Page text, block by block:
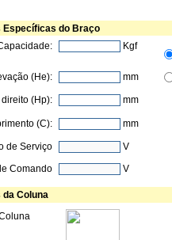
do Braço
Kgf
(He):
mm
(Hp): mm
(C):
mm
de Serviço
V
Comando
V
Coluna